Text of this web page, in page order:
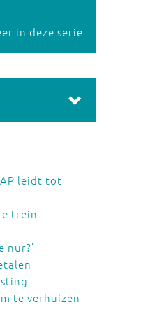
in deze serie
leidt tot
trein
nur?’
te verhuizen